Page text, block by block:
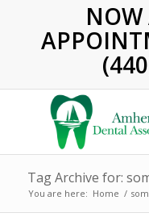
NOW
Tag Archive for:
You are here: Home /